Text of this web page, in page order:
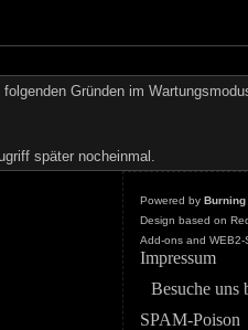
Gründen im
später nocheinmal.
Powered by Burning
Design based on
Add-ons and
Impressum
Besuche uns
SPAM-Poison